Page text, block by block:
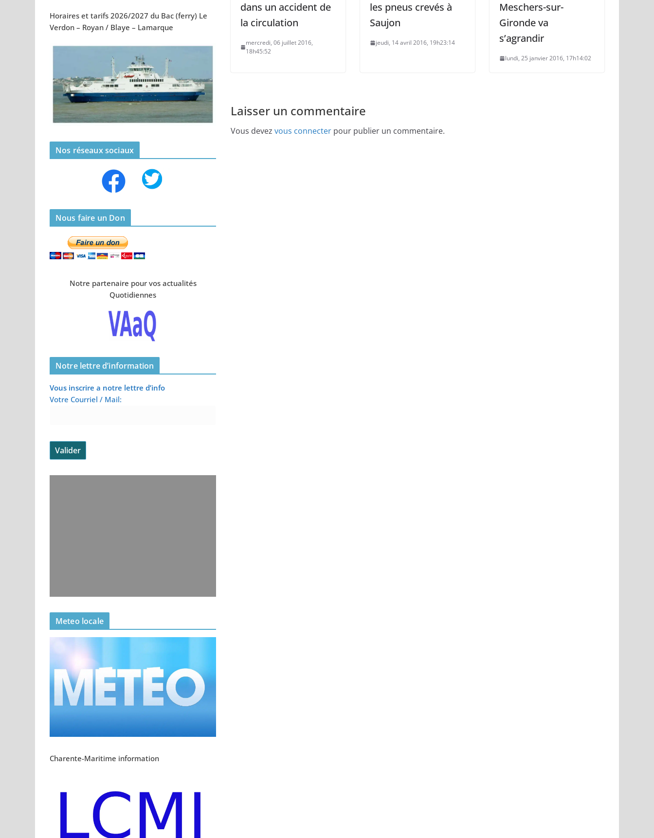
dans un accident de
la circulation
mercredi, 06 juillet 2016,
18h45:52
les pneus crevés à
Saujon
jeudi, 14 avril 2016, 19h23:14
Meschers-sur-
Gironde va
s’agrandir
lundi, 25 janvier 2016, 17h14:02
Laisser un commentaire
Vous devez vous connecter pour publier un commentaire.
Horaires et tarifs 2026/2027 du Bac (ferry) Le
Verdon – Royan / Blaye – Lamarque
Nos réseaux sociaux
Nous faire un Don
Notre partenaire pour vos actualités
Quotidiennes
Notre lettre d’information
Vous inscrire a notre lettre d’info
Votre Courriel / Mail:
Meteo locale
Charente-Maritime information